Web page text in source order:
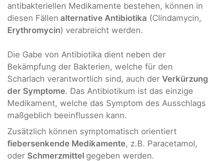
antibakteriellen Medikamente bestehen, können in
diesen Fällen alternative Antibiotika (Clindamycin,
Erythromycin) verabreicht werden.
Die Gabe von Antibiotika dient neben der
Bekämpfung der Bakterien, welche für den
Scharlach verantwortlich sind, auch der Verkürzung
der Symptome. Das Antibiotikum ist das einzige
Medikament, welche das Symptom des Ausschlags
maßgeblich beeinflussen kann.
Zusätzlich können symptomatisch orientiert
fiebersenkende Medikamente, z.B. Paracetamol,
oder Schmerzmittel gegeben werden.